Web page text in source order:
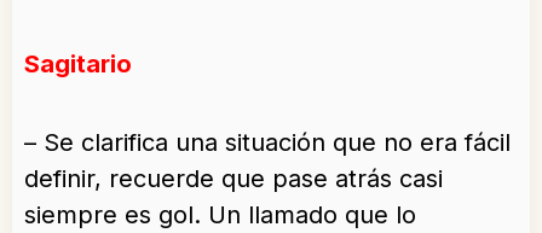
Sagitario
– Se clarifica una situación que no era fácil
definir, recuerde que pase atrás casi
siempre es gol. Un llamado que lo